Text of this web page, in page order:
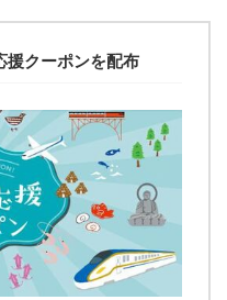
援クーポンを配布